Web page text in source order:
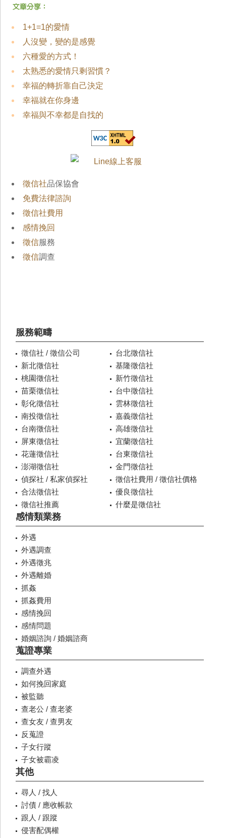
1+1=1的愛情
人沒變，變的是感覺
六種愛的方式！
太熟悉的愛情只剩習慣？
幸福的轉折靠自己決定
幸福就在你身邊
幸福與不幸都是自找的
徵信社品保協會
免費法律諮詢
徵信社費用
感情挽回
徵信服務
徵信調查
服務範疇
徵信社 / 徵信公司
台北徵信社
新北徵信社
基隆徵信社
桃園徵信社
新竹徵信社
苗栗徵信社
台中徵信社
彰化徵信社
雲林徵信社
南投徵信社
嘉義徵信社
台南徵信社
高雄徵信社
屏東徵信社
宜蘭徵信社
花蓮徵信社
台東徵信社
澎湖徵信社
金門徵信社
偵探社 / 私家偵探社
徵信社費用 / 徵信社價格
合法徵信社
優良徵信社
徵信社推薦
什麼是徵信社
感情類業務
外遇
外遇調查
外遇徵兆
外遇離婚
抓姦
抓姦費用
感情挽回
感情問題
婚姻諮詢 / 婚姻諮商
蒐證專業
調查外遇
如何挽回家庭
被監聽
查老公 / 查老婆
查女友 / 查男友
反蒐證
子女行蹤
子女被霸凌
其他
尋人 / 找人
討債 / 應收帳款
跟人 / 跟蹤
侵害配偶權